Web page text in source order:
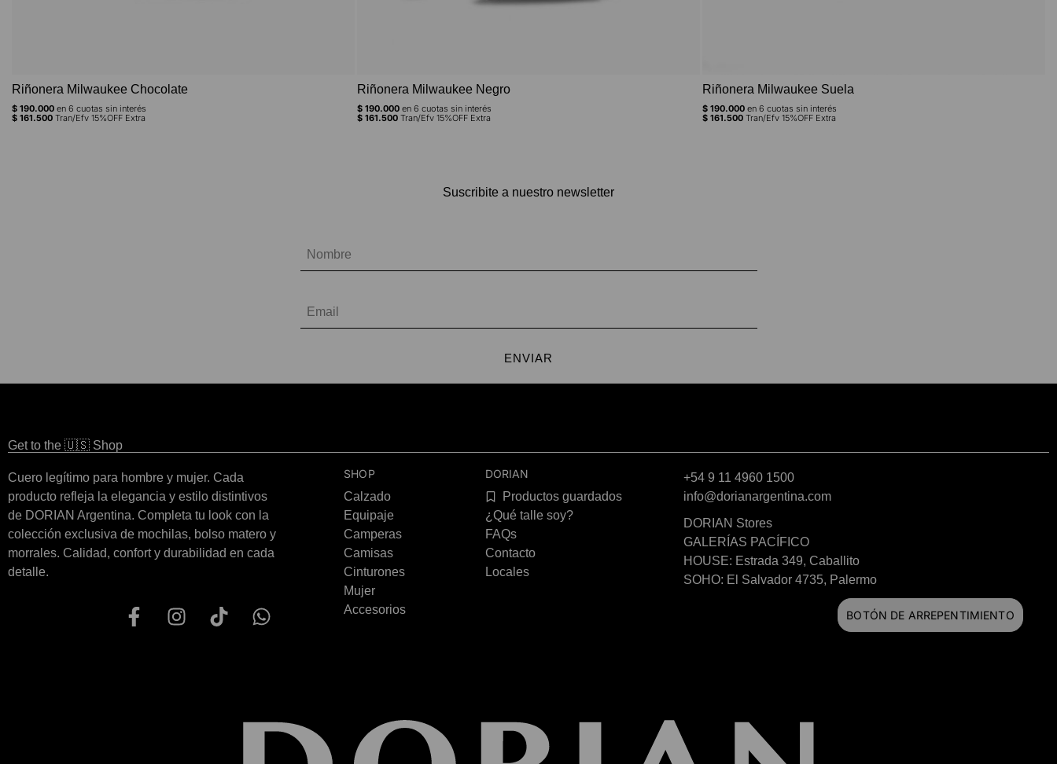
Riñonera Milwaukee Chocolate
$ 190.000 en 6 cuotas sin interés
$ 161.500 Tran/Efv 15%OFF Extra
Riñonera Milwaukee Negro
$ 190.000 en 6 cuotas sin interés
$ 161.500 Tran/Efv 15%OFF Extra
Riñonera Milwaukee Suela
$ 190.000 en 6 cuotas sin interés
$ 161.500 Tran/Efv 15%OFF Extra
Suscribite a nuestro newsletter
ENVIAR
Get to the 🇺🇸 Shop
Cuero legítimo para hombre y mujer. Cada
producto refleja la elegancia y estilo distintivos
de DORIAN Argentina. Completa tu look con la
colección exclusiva de mochilas, bolso matero y
morrales. Calidad, confort y durabilidad en cada
detalle.
SHOP
Calzado
Equipaje
Camperas
Camisas
Cinturones
Mujer
Accesorios
DORIAN
Productos guardados
¿Qué talle soy?
FAQs
Contacto
Locales
+54 9 11 4960 1500
info@dorianargentina.com
DORIAN Stores
GALERÍAS PACÍFICO
HOUSE: Estrada 349, Caballito
SOHO: El Salvador 4735, Palermo
BOTÓN DE ARREPENTIMIENTO